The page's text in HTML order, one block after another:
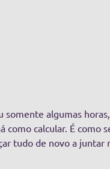
somente algumas
calcular. É como
tudo de novo a juntar